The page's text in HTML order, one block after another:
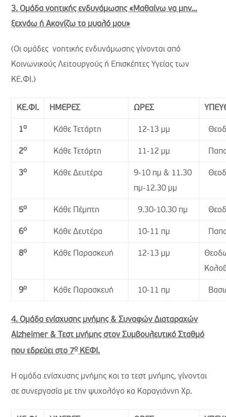
3. Ομάδα νοητικής ενδυνάμωσης «Μαθαίνω να μην…
ξεχνάω ή Ακονίζω το μυαλό μου»
(Οι ομάδες νοητικής ενδυνάμωσης γίνονται από
Κοινωνικούς Λειτουργούς ή Επισκέπτες Υγείας των
ΚΕ.ΦΙ.)
ΚΕ.ΦΙ. ΗΜΕΡΕΣ ΩΡΕΣ
1ο Κάθε Τετάρτη 12-13 μμ
2ο Κάθε Τετάρτη 11-12 μμ
3ο Κάθε Δευτέρα
9-10 πμ & 11.30
πμ-12.30 μμ
5ο Κάθε Πέμπτη 9.30-10.30 πμ
6ο Κάθε Δευτέρα 10-11 πμ
8ο Κάθε Παρασκευή 12-13 μμ
9ο Κάθε Παρασκευή 10-11 πμ
4. Ομάδα ενίσχυσης μνήμης & Συναφών Διαταραχών
Alzheimer& Τεστ μνήμης στον Συμβουλευτικό Σταθμό
που εδρεύει στο 7οΚΕΦΙ.
Η ομάδα ενίσχυσης μνήμης και τα τεστ μνήμης, γίνονται
σε συνεργασία με την ψυχολόγο κα Καραγιάννη Χρ.